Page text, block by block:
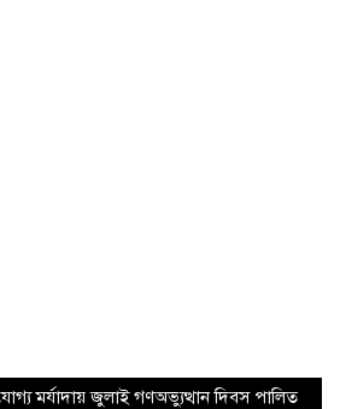
মর্যাদায় জুলাই গণঅভ্যুত্থান দিবস পালিত